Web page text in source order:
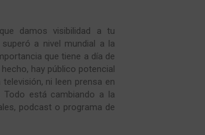
damos visibilidad a tu
a nivel mundial a la
que tiene a día de
hecho, hay público potencial
ni leen prensa en
Todo está cambiando a la
podcast o programa de